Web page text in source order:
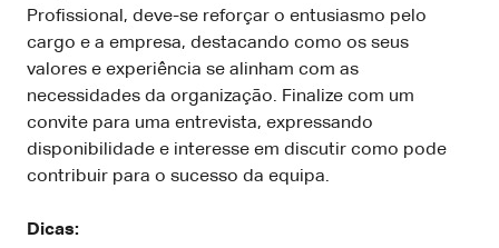
Profissional, deve-se reforçar o entusiasmo pelo
cargo e a empresa, destacando como os seus
valores e experiência se alinham com as
necessidades da organização. Finalize com um
convite para uma entrevista, expressando
disponibilidade e interesse em discutir como pode
contribuir para o sucesso da equipa.
Dicas: